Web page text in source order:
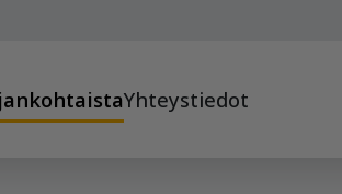
Yhteystiedot